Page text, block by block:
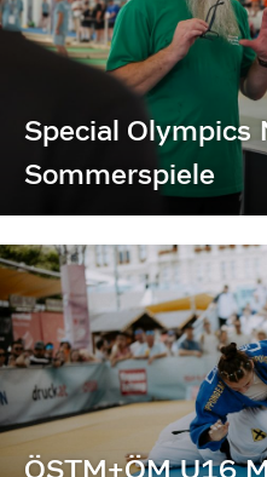
Special Olympics
Sommerspiele
ÖSTM+ÖM U16